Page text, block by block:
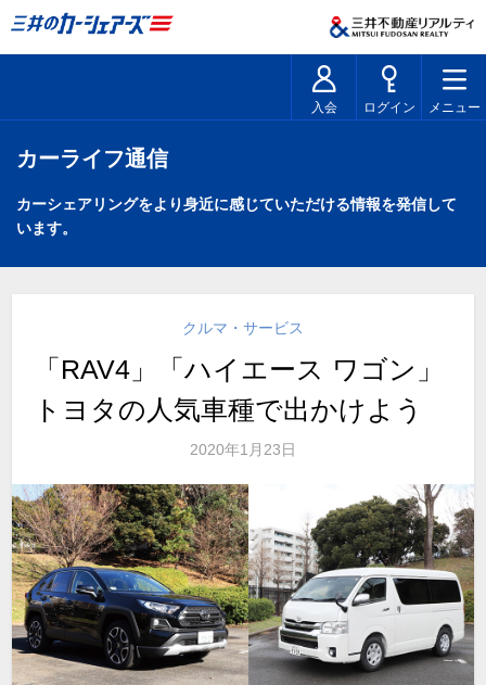
入会 ログイン メニュー
カーライフ通信
カーシェアリングをより身近に感じていただける情報を発信して
います。
クルマ・サービス
「RAV4」「ハイエース ワゴン」
トヨタの人気車種で出かけよう
2020年1月23日